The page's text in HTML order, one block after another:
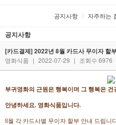
공지사항 자주하는
공지사항
[카드결제] 2022년 8월 카드사 무이자 할
영화식품 | 2022-07-29 | 조회수 6976
부귀영화의 근원은 행복이며 그 행복은 건
안녕하세요. 영화식품입니다.
8월 각 카드사별 무이자 할부 안내 드립니